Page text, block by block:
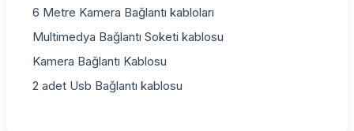
6 Metre Kamera Bağlantı kabloları
Multimedya Bağlantı Soketi kablosu
Kamera Bağlantı Kablosu
2 adet Usb Bağlantı kablosu